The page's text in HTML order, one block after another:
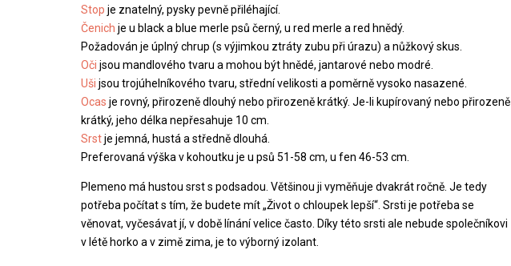
Stop je znatelný, pysky pevně přiléhající.
Čenich je u black a blue merle psů černý, u red merle a red hnědý.
Požadován je úplný chrup (s výjimkou ztráty zubu při úrazu) a nůžkový skus.
Oči jsou mandlového tvaru a mohou být hnědé, jantarové nebo modré.
Uši jsou trojúhelníkového tvaru, střední velikosti a poměrně vysoko nasazené.
Ocas je rovný, přirozeně dlouhý nebo přirozeně krátký. Je-li kupírovaný nebo přirozeně
krátký, jeho délka nepřesahuje 10 cm.
Srstje jemná, hustá a středně dlouhá.
Preferovaná výška v kohoutku je u psů 51-58 cm, u fen 46-53 cm.
Plemeno má hustou srst s podsadou. Většinou ji vyměňuje dvakrát ročně. Je tedy
potřeba počítat s tím, že budete mít „Život o chloupek lepší“. Srsti je potřeba se
věnovat, vyčesávat jí, v době línání velice často. Díky této srsti ale nebude společníkovi
v létě horko a v zimě zima, je to výborný izolant.